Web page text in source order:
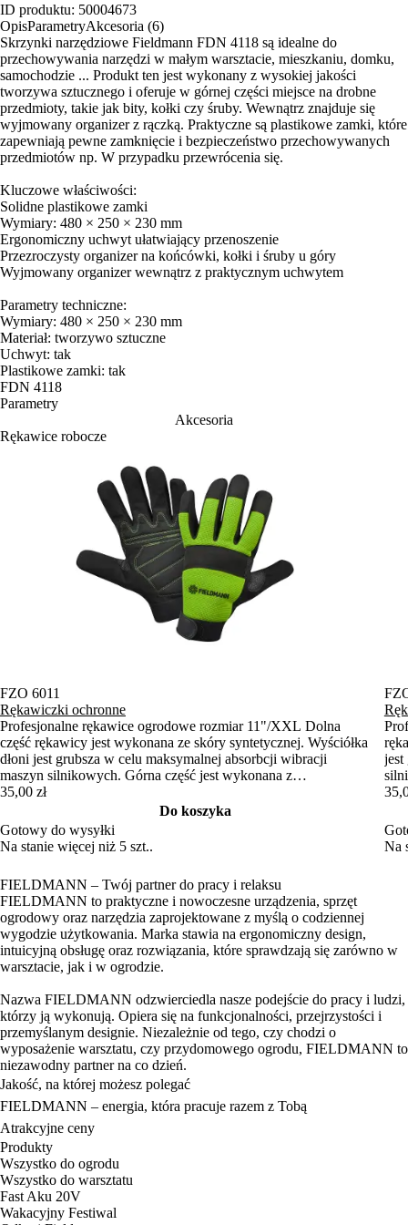
Materiał: tworzywo sztuczne
Uchwyt: tak
Plastikowe zamki: tak
wyjmowany organizer z rączką. Praktyczne są plastikowe zamki, które
zapewniają pewne zamknięcie i bezpieczeństwo przechowywanych
przedmiotów np. W przypadku przewrócenia się.
Kluczowe właściwości:
Solidne plastikowe zamki
Wymiary: 480 × 250 × 230 mm
Ergonomiczny uchwyt ułatwiający przenoszenie
Przezroczysty organizer na końcówki, kołki i śruby u góry
Wyjmowany organizer wewnątrz z praktycznym uchwytem
Parametry techniczne:
Wymiary: 480 × 250 × 230 mm
Materiał: tworzywo sztuczne
Uchwyt: tak
Plastikowe zamki: tak
FDN 4118
Rękawice robocze
Profesjonalne rękawice ogrodowe rozmiar 11"/XXL Dolna
część rękawicy jest wykonana ze skóry syntetycznej. Wyściółka
Rękawiczki można również przymocować za pomocą taśmy
Velcro, co zapobiegnie ich ślizganiu.
Gotowy do wysyłki
Na stanie więcej niż 5 szt..
Na
FIELDMANN – Twój partner do pracy i relaksu
FIELDMANN to praktyczne i nowoczesne urządzenia, sprzęt
ogrodowy oraz narzędzia zaprojektowane z myślą o codziennej
wygodzie użytkowania. Marka stawia na ergonomiczny design,
intuicyjną obsługę oraz rozwiązania, które sprawdzają się zarówno w
warsztacie, jak i w ogrodzie.
Nazwa FIELDMANN odzwierciedla nasze podejście do pracy i ludzi,
którzy ją wykonują. Opiera się na funkcjonalności, przejrzystości i
przemyślanym designie. Niezależnie od tego, czy chodzi o
wyposażenie warsztatu, czy przydomowego ogrodu, FIELDMANN to
niezawodny partner na co dzień.
Jakość, na której możesz polegać
FIELDMANN – energia, która pracuje razem z Tobą
Atrakcyjne ceny
Produkty
Wszystko do ogrodu
Wszystko do warsztatu
Fast Aku 20V
Wakacyjny Festiwal
Odkryj Fieldmann
Regulamin sklepu internetowego
Polityka prywatności
Dostawa i płatność
Kontakt
Serwis
Katalog 2026